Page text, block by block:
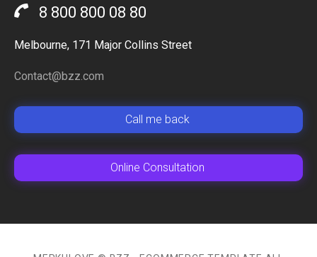
8 800 800 08 80
Melbourne, 171 Major Collins Street
Contact@bzz.com
Сall me back
Online Сonsultation